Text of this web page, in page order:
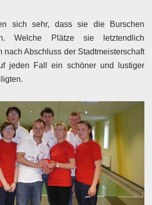
sich sehr, dass sie die Burschen
Welche Plätze sie letztendlich
nach Abschluss der Stadtmeisterschaft
jeden Fall ein schöner und lustiger